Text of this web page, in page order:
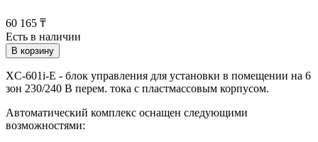
60 165 ₸
Есть в наличии
В корзину
XC-601i-Е - блок управления для установки в помещении на 6
зон 230/240 В перем. тока с пластмассовым корпусом.
Автоматический комплекс оснащен следующими
возможностями: